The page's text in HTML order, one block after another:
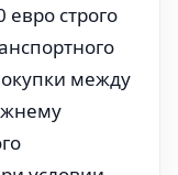
строго
между